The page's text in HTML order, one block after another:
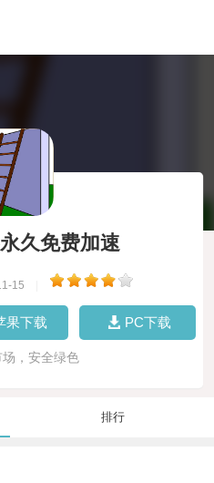
久免费加速
15
果下载 PC下载
，安全绿色
排行